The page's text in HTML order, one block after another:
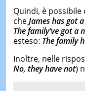
Quindi, è possibile
cheJames has got
The family’ve got a
esteso: The family
Inoltre, nelle
No, they have not)